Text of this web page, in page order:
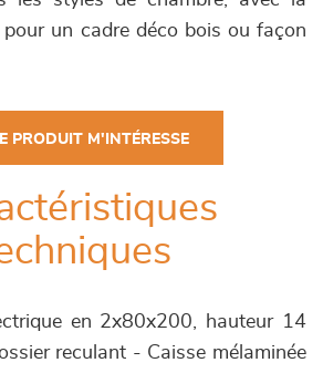
pour un cadre déco bois ou façon
PRODUIT M'INTÉRESSE
en 2x80x200, hauteur 14
reculant - Caisse mélaminée